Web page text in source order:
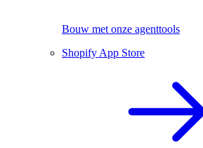
Bouw met onze agenttools
Shopify App Store